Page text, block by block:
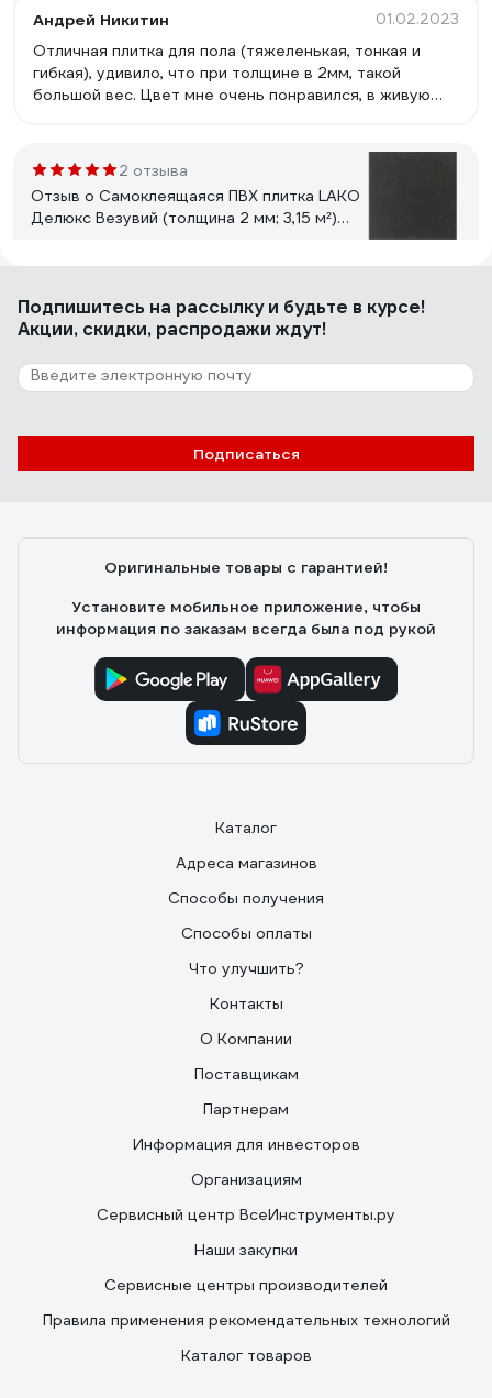
Андрей Никитин
01.02.2023
Отличная плитка для пола (тяжеленькая, тонкая и
гибкая), удивило, что при толщине в 2мм, такой
большой вес. Цвет мне очень понравился, в живую
отлично, из инструментов потребовались только нож
и линейка. Рекомендую и удачи с ремонтом.
2 отзыва
Отзыв о Самоклеящаяся ПВХ плитка LAKO
Делюкс Везувий (толщина 2 мм; 3,15 м²)
Посадила сразу же на клей для пвх, тк клейкой основы
не достаточно мне показалось..
Отзыв о Виниловая плитка Tarkett Lounge
230345021 Ibiza (15 шт, 2 ,09 кв.м) 70222
водостойкость и внешний вид. Мастер хвалил, что
Подпишитесь на рассылкуи будьте в курсе!
Акции, скидки, распродажи ждут!
Подписаться
Оригинальные товары с гарантией!
Установите мобильное приложение, чтобы
информация по заказам всегда была под рукой
Каталог
Адреса магазинов
Способы получения
Способы оплаты
Что улучшить?
Контакты
О Компании
Поставщикам
Партнерам
Информация для инвесторов
Организациям
Сервисный центр ВсеИнструменты.ру
Наши закупки
Сервисные центры производителей
Правила применения рекомендательных технологий
Каталог товаров